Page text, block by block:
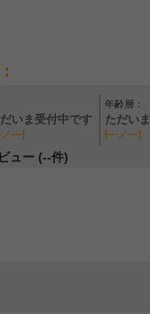
いま受付中です
／---]
年齢層：
ただい
[---／---]
ュー (--件)